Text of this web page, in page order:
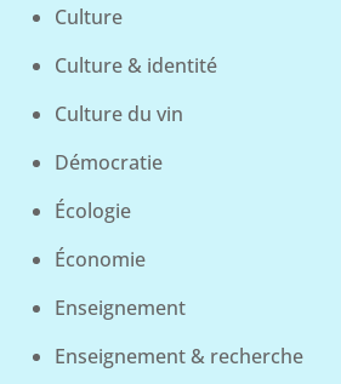
Culture
Culture & identité
Culture du vin
Démocratie
Écologie
Économie
Enseignement
Enseignement & recherche